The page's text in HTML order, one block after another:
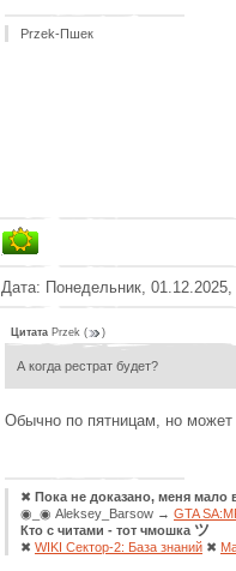
Przek-Пшек
Дата: Понедельник,
Цитата Przek ( )
А когда рестрат будет?
Обычно по пятницам, но
✖ Пока не доказано, меня мало
◉_◉ Aleksey_Barsow → GTA
Кто с читами - тот чмошка ツ
✖ WIKI Сектор-2: База знаний ✖